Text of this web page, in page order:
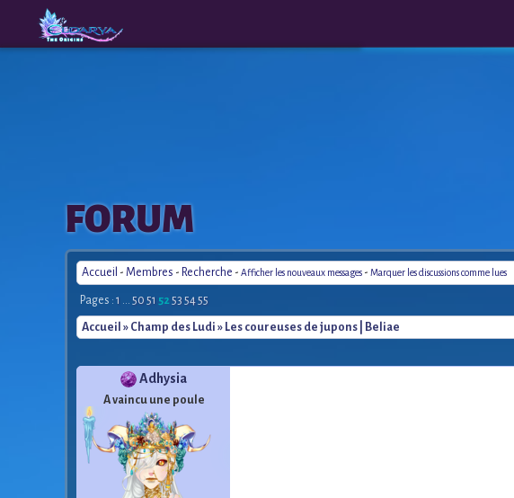
The
Origins
FORUM
Accueil - Membres - Recherche - Afficher les nouveaux messages - Marquer les discussions comme lues
Pages : 1 ... 50 51 5253 5455
Accueil » Champ des Ludi » Les coureuses de jupons | Beliae
Adhysia
A vaincu une poule